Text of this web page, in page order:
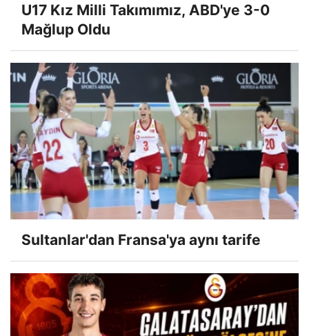
U17 Kız Milli Takımımız, ABD'ye 3-0
Mağlup Oldu
Sultanlar'dan Fransa'ya aynı tarife